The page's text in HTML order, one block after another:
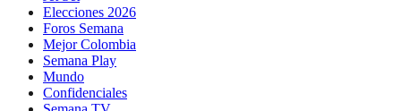
Elecciones 2026
Foros Semana
Mejor Colombia
Semana Play
Mundo
Confidenciales